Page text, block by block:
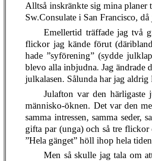
Alltså inskränkte sig mina planer
Sw.Consulate i San Francisco,
Emellertid träffade jag två
flickor jag kände förut
hade ”syförening” (sydde
blevo alla inbjudna. Jag ändrade
julkalasen. Sålunda har jag
Julafton var den
människo-öknen. Det var den
samma intressen, samma
gifta par (unga) och så tre flickor
”Hela gänget” höll ihop hela
Men så skulle jag tala om